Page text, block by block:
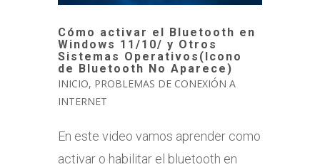
Cómo activar el Bluetooth en
Windows 11/10/ y Otros
Sistemas Operativos(Icono
de Bluetooth No Aparece)
INICIO, PROBLEMAS DE CONEXIÓN A
INTERNET
En este video vamos aprender como
activar o habilitar el bluetooth en